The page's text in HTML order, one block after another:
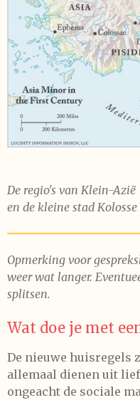
De regio's van Klein-
en de kleine stad Kolosse
Opmerking voor
weer wat langer.
splitsen.
Wat doe je met
De nieuwe huisregels
allemaal dienen uit
ongeacht de sociale